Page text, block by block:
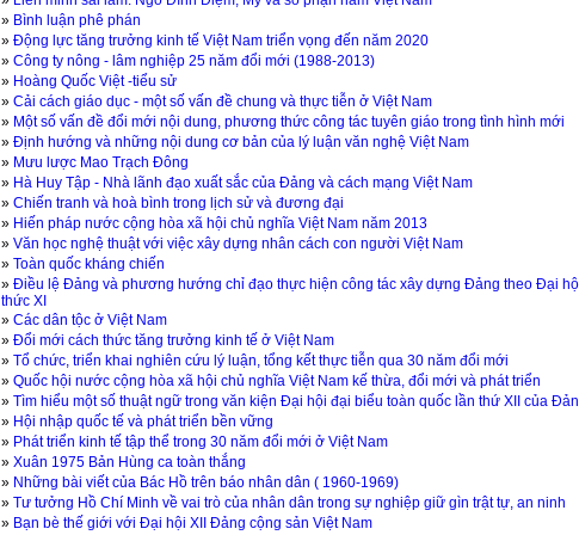
» Bình luận phê phán
» Động lực tăng trưởng kinh tế Việt Nam triển vọng đến năm 2020
» Công ty nông - lâm nghiệp 25 năm đổi mới (1988-2013)
» Hoàng Quốc Việt -tiểu sử
» Cải cách giáo dục - một số vấn đề chung và thực tiễn ở Việt Nam
» Một số vấn đề đổi mới nội dung, phương thức công tác tuyên giáo trong tình hình mới
» Định hướng và những nội dung cơ bản của lý luận văn nghệ Việt Nam
» Mưu lược Mao Trạch Đông
» Hà Huy Tập - Nhà lãnh đạo xuất sắc của Đảng và cách mạng Việt Nam
» Chiến tranh và hoà bình trong lịch sử và đương đại
» Hiến pháp nước cộng hòa xã hội chủ nghĩa Việt Nam năm 2013
» Văn học nghệ thuật với việc xây dựng nhân cách con người Việt Nam
» Toàn quốc kháng chiến
» Điều lệ Đảng và phương hướng chỉ đạo thực hiện công tác xây dựng Đảng theo Đại
thức XI
» Các dân tộc ở Việt Nam
» Đổi mới cách thức tăng trưởng kinh tế ở Việt Nam
» Tổ chức, triển khai nghiên cứu lý luận, tổng kết thực tiễn qua 30 năm đổi mới
» Quốc hội nước cộng hòa xã hội chủ nghĩa Việt Nam kế thừa, đổi mới và phát triển
» Tìm hiểu một số thuật ngữ trong văn kiện Đại hội đại biểu toàn quốc lần thứ XII của
» Hội nhập quốc tế và phát triển bền vững
» Phát triển kinh tế tập thể trong 30 năm đổi mới ở Việt Nam
» Xuân 1975 Bản Hùng ca toàn thắng
» Những bài viết của Bác Hồ trên báo nhân dân ( 1960-1969)
» Tư tưởng Hồ Chí Minh về vai trò của nhân dân trong sự nghiệp giữ gìn trật tự, an ninh
» Bạn bè thế giới với Đại hội XII Đảng cộng sản Việt Nam